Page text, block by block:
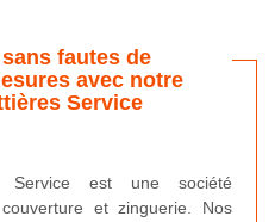
fautes de
avec notre
Service
Service est une société
et zinguerie. Nos